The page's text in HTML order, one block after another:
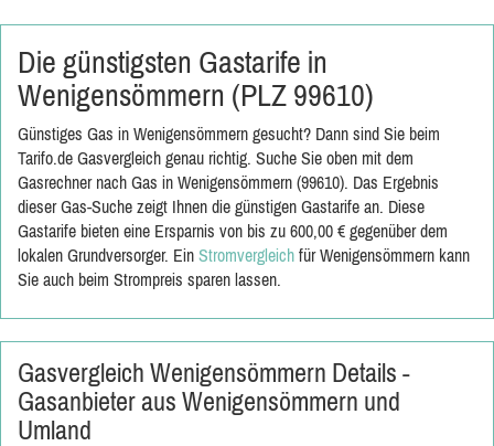
Die günstigsten Gastarife in
Wenigensömmern (PLZ 99610)
Günstiges Gas in Wenigensömmern gesucht? Dann sind Sie beim
Tarifo.de Gasvergleich genau richtig. Suche Sie oben mit dem
Gasrechner nach Gas in Wenigensömmern (99610). Das Ergebnis
dieser Gas-Suche zeigt Ihnen die günstigen Gastarife an. Diese
Gastarife bieten eine Ersparnis von bis zu 600,00 € gegenüber dem
lokalen Grundversorger. Ein Stromvergleich für Wenigensömmern kann
Sie auch beim Strompreis sparen lassen.
Gasvergleich Wenigensömmern Details -
Gasanbieter aus Wenigensömmern und
Umland